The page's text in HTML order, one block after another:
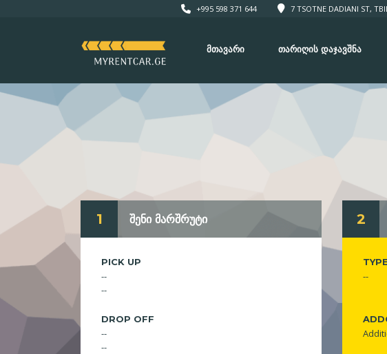
7 TSOTNE DADIANI ST,
+995 598 371 644
ᲛᲗᲐᲕᲐᲠᲘ ᲗᲐᲠᲘᲦᲘᲡ ᲓᲐᲯᲐᲕᲨᲜᲐ
1 შენი მარშრუტი
PICK UP
--
--
DROP OFF
--
--
2
TYPE
--